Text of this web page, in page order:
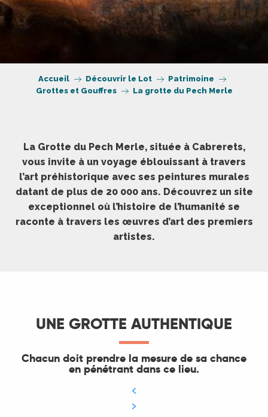
Accueil Découvrir le Lot
Patrimoine
Grottes et Gouffres
La grotte du Pech Merle
La Grotte du Pech Merle, située à Cabrerets,
vous invite à un voyage éblouissant à travers
l’art préhistorique avec ses peintures murales
datant de plus de 20 000 ans. Découvrez un site
exceptionnel où l’histoire de l’humanité se
raconte à travers les œuvres d’art des premiers
artistes.
UNE GROTTE AUTHENTIQUE
Chacun doit prendre la mesure de sa chance
en pénétrant dans ce lieu.